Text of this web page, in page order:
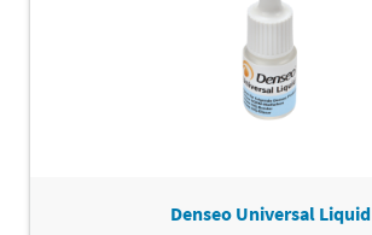
Denseo Universal Liquid